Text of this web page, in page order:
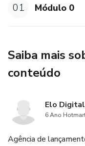
01 Módulo 0
Saiba mais
conteúdo
Elo Digital
6 Ano
Agência de